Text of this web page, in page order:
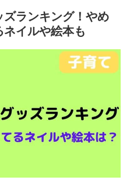
ランキング！やめ
イルや絵本も